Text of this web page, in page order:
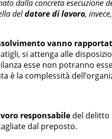
dalla concreta esecuzione
deldatore di lavoro,
vanno
si attenga alle
esse non potranno
è la complessità
responsabile del delitto
dal preposto.